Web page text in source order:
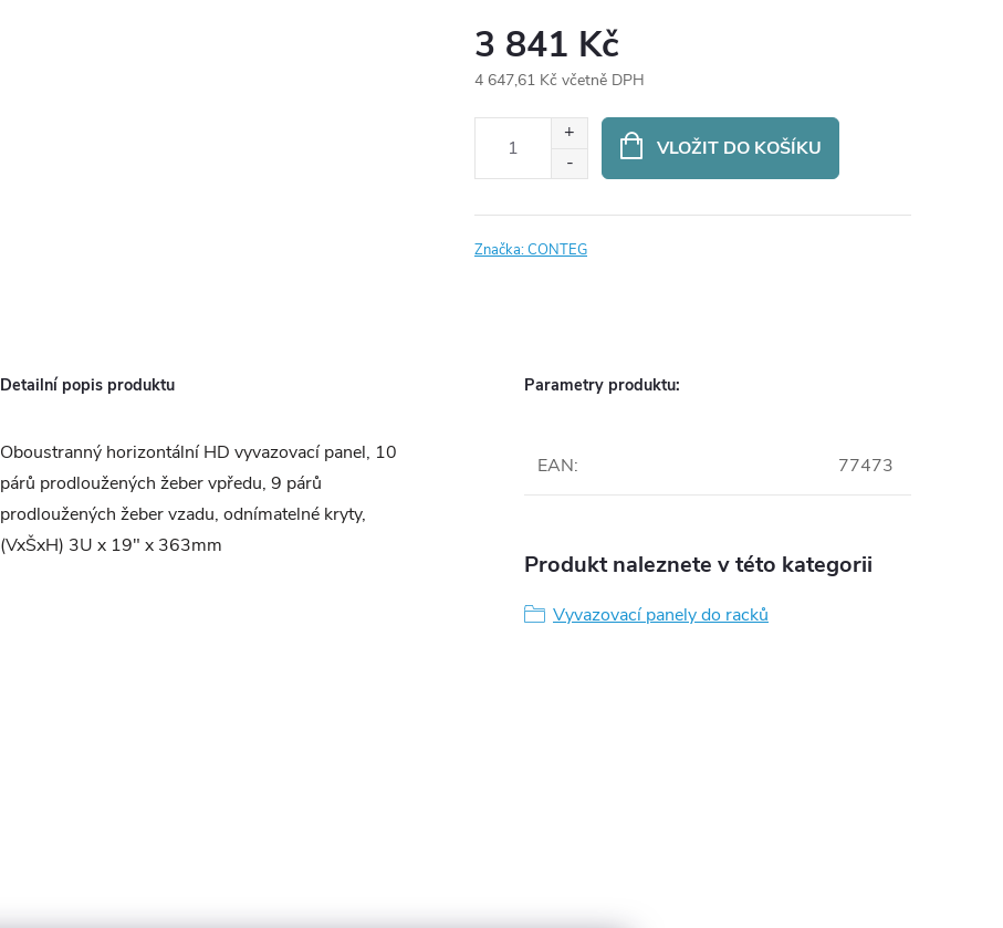
3 841 Kč
4 647,61 Kč včetně DPH
VLOŽIT DO KOŠÍKU
Značka:CONTEG
Detailní popis produktu
Oboustranný horizontální HD vyvazovací panel, 10
párů prodloužených žeber vpředu, 9 párů
prodloužených žeber vzadu, odnímatelné kryty,
(VxŠxH) 3U x 19" x 363mm
Parametry produktu:
EAN: 77473
Produkt naleznete v této kategorii
Vyvazovací panely do racků